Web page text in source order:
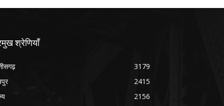
श्रेणियाँ
3179
2415
2156